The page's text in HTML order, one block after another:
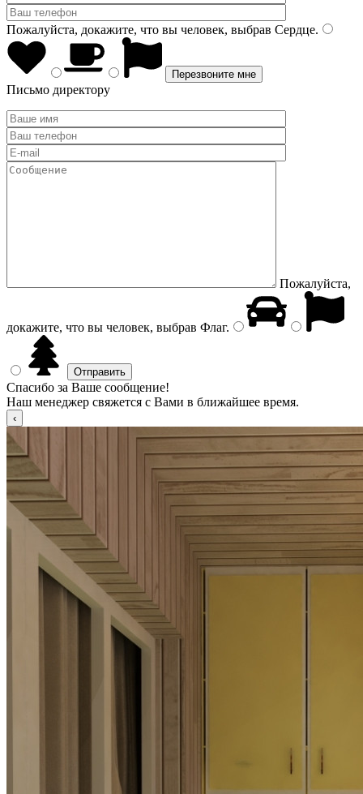
Пожалуйста, докажите, что вы человек, выбрав Сердце.
Письмо директору
Пожалуйста,
докажите, что вы человек, выбрав Флаг.
Спасибо за Ваше сообщение!
Наш менеджер свяжется с Вами в ближайшее время.